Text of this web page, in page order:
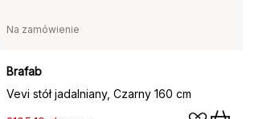
Na zamówienie
Brafab
Vevi stół jadalniany, Czarny 160 cm